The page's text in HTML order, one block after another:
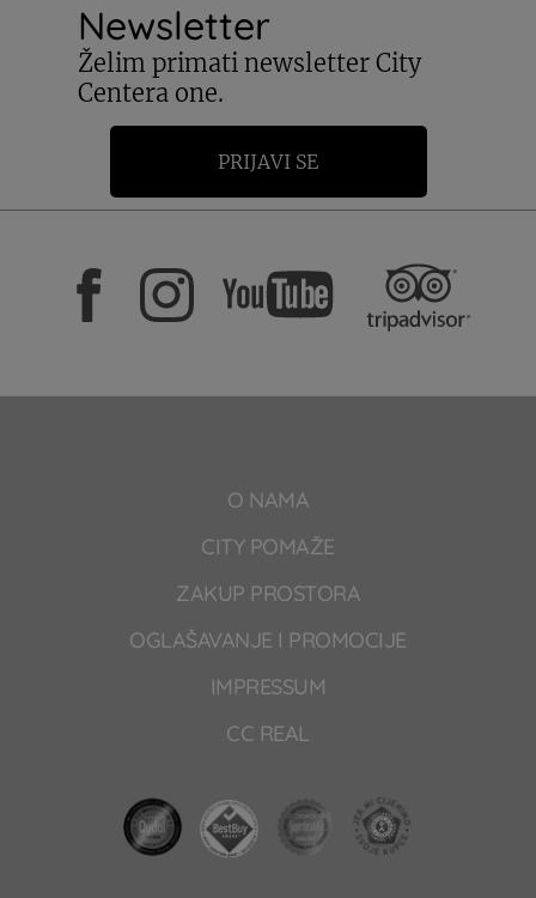
Newsletter
Želim primati newsletter City
Centera one.
PRIJAVI SE
O NAMA
CITY POMAŽE
ZAKUP PROSTORA
OGLAŠAVANJE I PROMOCIJE
IMPRESSUM
CC REAL